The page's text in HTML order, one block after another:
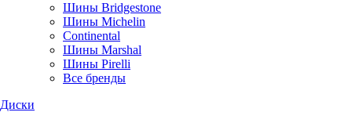
Шины Bridgestone
Шины Michelin
Continental
Шины Marshal
Шины Pirelli
Все бренды
Диски